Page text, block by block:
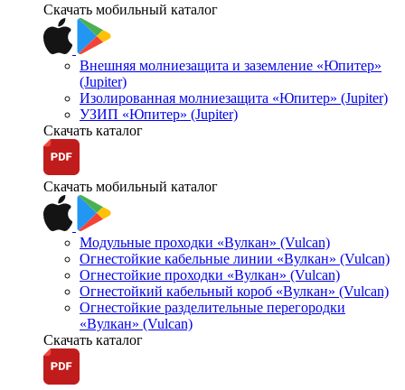
Скачать мобильный каталог
Внешняя молниезащита и заземление «Юпитер»
(Jupiter)
Изолированная молниезащита «Юпитер» (Jupiter)
УЗИП «Юпитер» (Jupiter)
Скачать каталог
Скачать мобильный каталог
Модульные проходки «Вулкан» (Vulcan)
Огнестойкие кабельные линии «Вулкан» (Vulcan)
Огнестойкие проходки «Вулкан» (Vulcan)
Огнестойкий кабельный короб «Вулкан» (Vulcan)
Огнестойкие разделительные перегородки
«Вулкан» (Vulcan)
Скачать каталог